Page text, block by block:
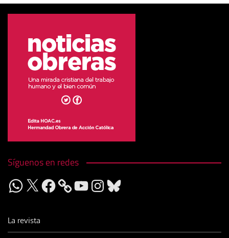
Síguenos en redes
WhatsApp
X Facebook YouTubeInstagram
Bluesky
La revista